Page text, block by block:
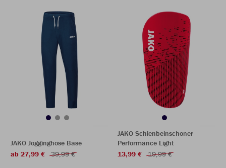
JAKO Jogginghose Base
ab 27,99 €
39,99 €
JAKO Schienbeinschoner
Performance Light
13,99 €
19,99 €